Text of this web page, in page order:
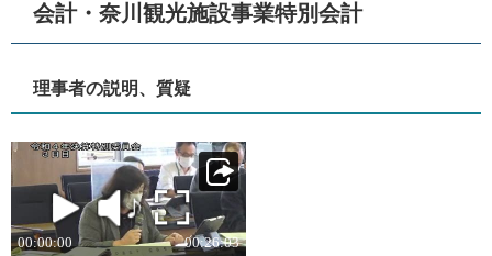
会計・奈川観光施設事業特別会計
理事者の説明、質疑